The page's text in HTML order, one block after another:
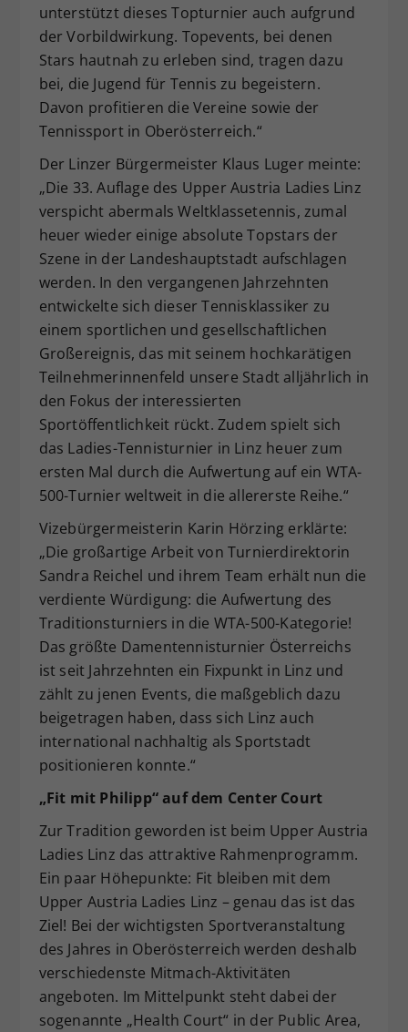
unterstützt dieses Topturnier auch aufgrund
der Vorbildwirkung. Topevents, bei denen
Stars hautnah zu erleben sind, tragen dazu
bei, die Jugend für Tennis zu begeistern.
Davon profitieren die Vereine sowie der
Tennissport in Oberösterreich.“
Der Linzer Bürgermeister Klaus Luger meinte:
„Die 33. Auflage des Upper Austria Ladies Linz
verspicht abermals Weltklassetennis, zumal
heuer wieder einige absolute Topstars der
Szene in der Landeshauptstadt aufschlagen
werden. In den vergangenen Jahrzehnten
entwickelte sich dieser Tennisklassiker zu
einem sportlichen und gesellschaftlichen
Großereignis, das mit seinem hochkarätigen
Teilnehmerinnenfeld unsere Stadt alljährlich in
den Fokus der interessierten
Sportöffentlichkeit rückt. Zudem spielt sich
das Ladies-Tennisturnier in Linz heuer zum
ersten Mal durch die Aufwertung auf ein WTA-
500-Turnier weltweit in die allererste Reihe.“
Vizebürgermeisterin Karin Hörzing erklärte:
„Die großartige Arbeit von Turnierdirektorin
Sandra Reichel und ihrem Team erhält nun die
verdiente Würdigung: die Aufwertung des
Traditionsturniers in die WTA-500-Kategorie!
Das größte Damentennisturnier Österreichs
ist seit Jahrzehnten ein Fixpunkt in Linz und
zählt zu jenen Events, die maßgeblich dazu
beigetragen haben, dass sich Linz auch
international nachhaltig als Sportstadt
positionieren konnte.“
„Fit mit Philipp“ auf dem Center Court
Zur Tradition geworden ist beim Upper Austria
Ladies Linz das attraktive Rahmenprogramm.
Ein paar Höhepunkte: Fit bleiben mit dem
Upper Austria Ladies Linz – genau das ist das
Ziel! Bei der wichtigsten Sportveranstaltung
des Jahres in Oberösterreich werden deshalb
verschiedenste Mitmach-Aktivitäten
angeboten. Im Mittelpunkt steht dabei der
sogenannte „Health Court“ in der Public Area,